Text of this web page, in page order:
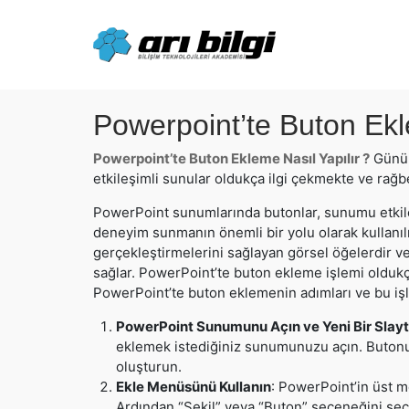
Powerpoint’te Buton
Powerpoint’te Buton Ekleme Nasıl Yapılır ?
etkileşimli sunular oldukça ilgi çekmekte ve
PowerPoint sunumlarında butonlar, sunumu
deneyim sunmanın önemli bir yolu olarak
gerçekleştirmelerini sağlayan görsel öğelerdir
sağlar. PowerPoint’te buton ekleme işlemi
PowerPoint’te buton eklemenin adımları ve bu
PowerPoint Sunumunu Açın ve Yeni Bir
eklemek istediğiniz sunumunuzu açın.
oluşturun.
Ekle Menüsünü Kullanın: PowerPoint’in üst